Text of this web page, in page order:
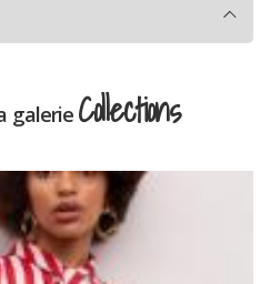
galerie Collections